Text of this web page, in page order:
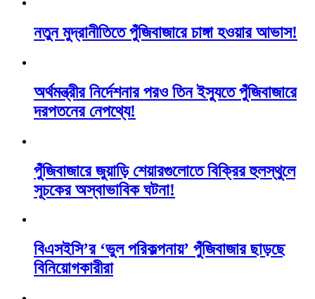
নতুন মুদ্রানীতিতে পুঁজিবাজারে চাঙ্গা হওয়ার আভাস!
অর্থমন্ত্রীর নির্দেশনার পরও তিন ইস্যুতে পুঁজিবাজারে
দরপতনের নেপথ্যে!
পুঁজিবাজারে জুয়াড়ি শেয়ারগুলোতে বিক্রির হুলস্থুলে
সূচকের অস্বাভাবিক ঘটনা!
বিএসইসি’র ‘ভুল পরিকল্পনায়’ পুঁজিবাজার ছাড়ছে
বিনিয়োগকারীরা